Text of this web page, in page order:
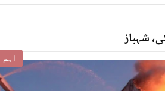
شہباز